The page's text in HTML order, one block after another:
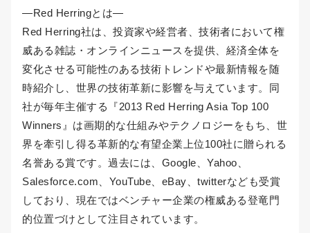
―Red Herringとは―
Red Herring社は、投資家や経営者、技術者において権
威ある雑誌・オンラインニュースを提供、経済全体を
変化させる可能性のある技術トレンドや最新情報を随
時紹介し、世界の技術革新に影響を与えています。同
社が毎年主催する『2013 Red Herring Asia Top 100
Winners』は画期的な仕組みやテクノロジーをもち、世
界を牽引し得る革新的な有望企業上位100社に贈られる
名誉ある賞です。過去には、Google、Yahoo、
Salesforce.com、YouTube、eBay、twitterなども受賞
しており、現在ではベンチャー企業の権威ある登竜門
的位置づけとして注目されています。